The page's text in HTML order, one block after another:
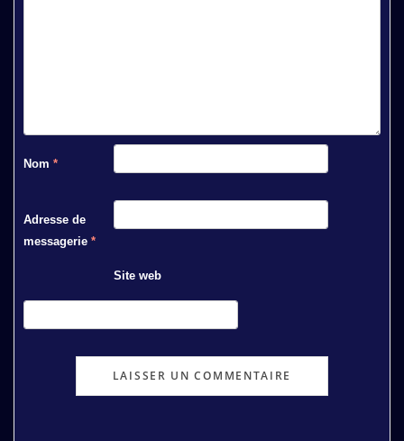
Nom *
Adresse de
messagerie *
Site web